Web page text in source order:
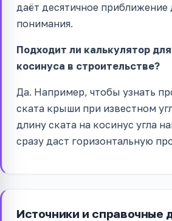
даёт десятичное приближение
понимания.
Подходит ли калькулятор
косинуса в строительстве?
Да. Например, чтобы узнать
ската крыши при известном
длину ската на косинус угла
сразу даст горизонтальную
Источники и справочные